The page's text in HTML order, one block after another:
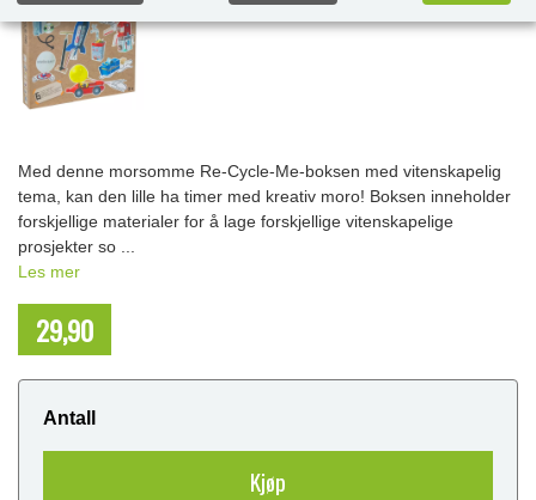
Med denne morsomme Re-Cycle-Me-boksen med vitenskapelig
tema, kan den lille ha timer med kreativ moro! Boksen inneholder
forskjellige materialer for å lage forskjellige vitenskapelige
prosjekter so ...
Les mer
29,90
Antall
Kjøp